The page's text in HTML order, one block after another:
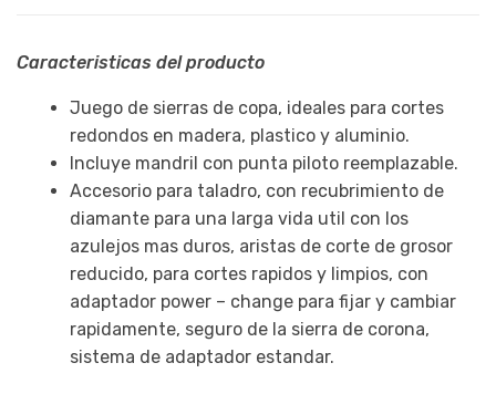
Caracteristicas del producto
Juego de sierras de copa, ideales para cortes
redondos en madera, plastico y aluminio.
Incluye mandril con punta piloto reemplazable.
Accesorio para taladro, con recubrimiento de
diamante para una larga vida util con los
azulejos mas duros, aristas de corte de grosor
reducido, para cortes rapidos y limpios, con
adaptador power – change para fijar y cambiar
rapidamente, seguro de la sierra de corona,
sistema de adaptador estandar.